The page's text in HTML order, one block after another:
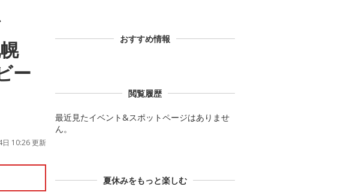
ー
10:26 更新
おすすめ情報
閲覧履歴
最近見たイベント&スポットページはありませ
ん。
夏休みをもっと楽しむ